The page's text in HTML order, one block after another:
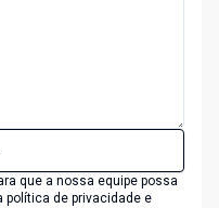
que a nossa equipe possa
política de privacidade e